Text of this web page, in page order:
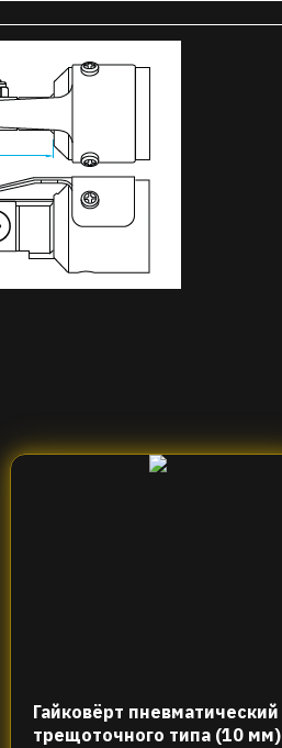
Гайковёрт пневматический
трещоточного типа (10 мм)